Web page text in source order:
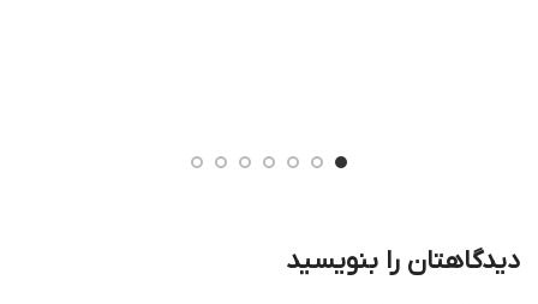
دیدگاهتان را بنویسید